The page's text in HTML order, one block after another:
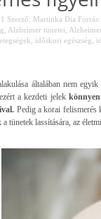
Szerző: Martinka Dia Forrás:
Alzheimer tünetei
időskori egészség
általában nem
a kezdeti jelek könnyen
Pedig a korai felismerés
tünetek lassítására, az